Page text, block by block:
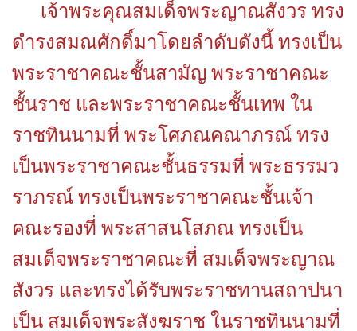
เจ้าพระคุณสมเด็จพระญาณสังวร ทรง
ดำรงสมณศักดิ์มาโดยลำดับดังนี้ ทรงเป็น
พระราชาคณะชั้นสามัญ พระราชาคณะ
ชั้นราช และพระราชาคณะชั้นเทพ ใน
ราชทินนามที่ พระโศภณคณาภรณ์ ทรง
เป็นพระราชาคณะชั้นธรรมที่ พระธรรมว
ราภรณ์ ทรงเป็นพระราชาคณะชั้นเจ้า
คณะรองที่ พระสาสนโสภณ ทรงเป็น
สมเด็จพระราชาคณะที่ สมเด็จพระญาณ
สังวร และทรงได้รับพระราชทานสถาปนา
เป็น สมเด็จพระสังฆราช ในราชทินนามที่